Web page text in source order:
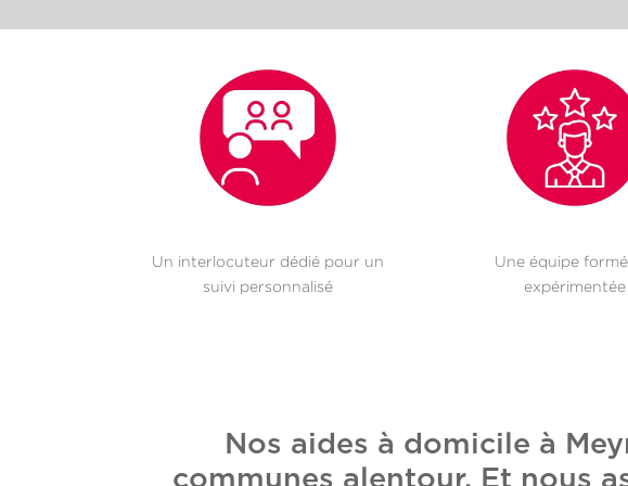
Un interlocuteur dédié pour un
suivi personnalisé
Une équipe
expérimentée
Nos aides à domicile à
communes alentour. Et nous